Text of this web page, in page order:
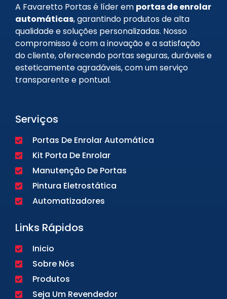
A Favaretto Portas é líder em portas de enrolar
automáticas, garantindo produtos de alta
qualidade e soluções personalizadas. Nosso
compromisso é com a inovação e a satisfação
do cliente, oferecendo portas seguras, duráveis e
esteticamente agradáveis, com um serviço
transparente e pontual.
Serviços
Portas De Enrolar Automática
Kit Porta De Enrolar
Manutenção De Portas
Pintura Eletrostática
Automatizadores
Links Rápidos
Inicio
Sobre Nós
Produtos
Seja Um Revendedor